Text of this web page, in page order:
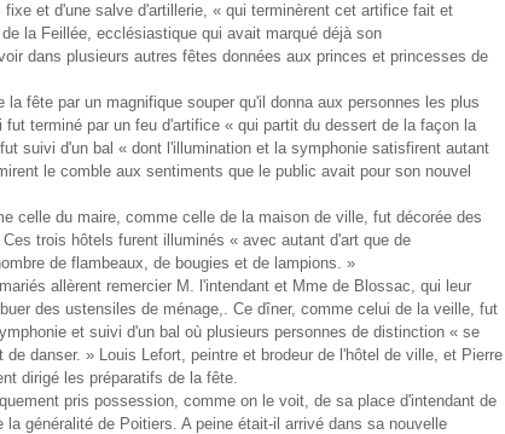
et d'une salve d'artillerie, « qui terminèrent cet artifice fait et
la Feillée, ecclésiastique qui avait marqué déjà son
dans plusieurs autres fêtes données aux princes et princesses de
la fête par un magnifique souper qu'il donna aux personnes les plus
terminé par un feu d'artifice « qui partit du dessert de la façon la
suivi d'un bal « dont l'illumination et la symphonie satisfirent autant
le comble aux sentiments que le public avait pour son nouvel
celle du maire, comme celle de la maison de ville, fut décorée des
trois hôtels furent illuminés « avec autant d'art que de
de flambeaux, de bougies et de lampions. »
allèrent remercier M. l'intendant et Mme de Blossac, qui leur
des ustensiles de ménage,. Ce dîner, comme celui de la veille, fut
et suivi d'un bal où plusieurs personnes de distinction « se
danser. » Louis Lefort, peintre et brodeur de l'hôtel de ville, et Pierre
dirigé les préparatifs de la fête.
pris possession, comme on le voit, de sa place d'intendant de
généralité de Poitiers. A peine était-il arrivé dans sa nouvelle